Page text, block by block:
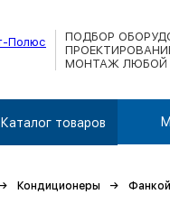
ПОДБОР
МОНТАЖ ЛЮБОЙ
Каталог товаров
Кондиционеры